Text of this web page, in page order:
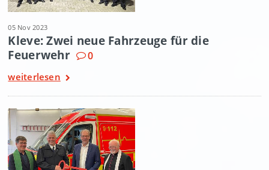
05 Nov 2023
Kleve: Zwei neue Fahrzeuge für die
Feuerwehr
0
weiterlesen